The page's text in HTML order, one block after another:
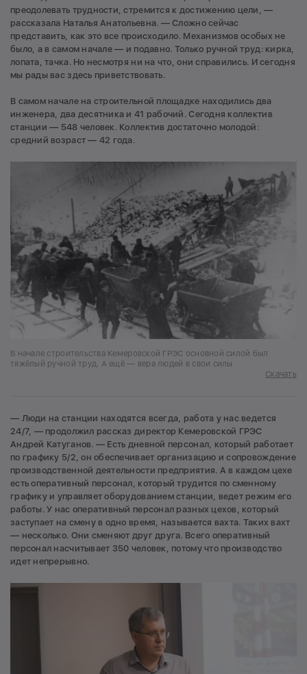
преодолевать трудности, стремится к достижению цели, —
рассказала Наталья Анатольевна. — Сложно сейчас
представить, как это все происходило. Механизмов особых не
было, а в самом начале — и подавно. Только ручной труд: кирка,
лопата, тачка. Но несмотря ни на что, они справились. И сегодня
мы рады вас здесь приветствовать.
В самом начале на строительной площадке находились два
инженера, два десятника и 41 рабочий. Сегодня коллектив
станции — 548 человек. Коллектив достаточно молодой:
средний возраст — 42 года.
В начале строительства Кемеровской ГРЭС основной силой был
тяжёлый ручной труд. А ещё — вера людей в свои силы
Скачать
— Люди на станции находятся всегда, работа у нас ведется
24/7, — продолжил рассказ директор Кемеровской ГРЭС
Андрей Катуганов. — Есть дневной персонал, который работает
по графику 5/2, он обеспечивает организацию и сопровождение
производственной деятельности предприятия. А в каждом цехе
есть оперативный персонал, который трудится по сменному
графику и управляет оборудованием станции, ведет режим его
работы. У нас оперативный персонал разных цехов, который
заступает на смену в одно время, называется вахта. Таких вахт
— несколько. Они сменяют друг друга. Всего оперативный
персонал насчитывает 350 человек, потому что производство
идет непрерывно.